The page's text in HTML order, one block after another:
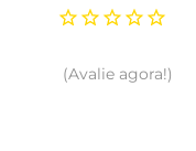
Avalie agora!